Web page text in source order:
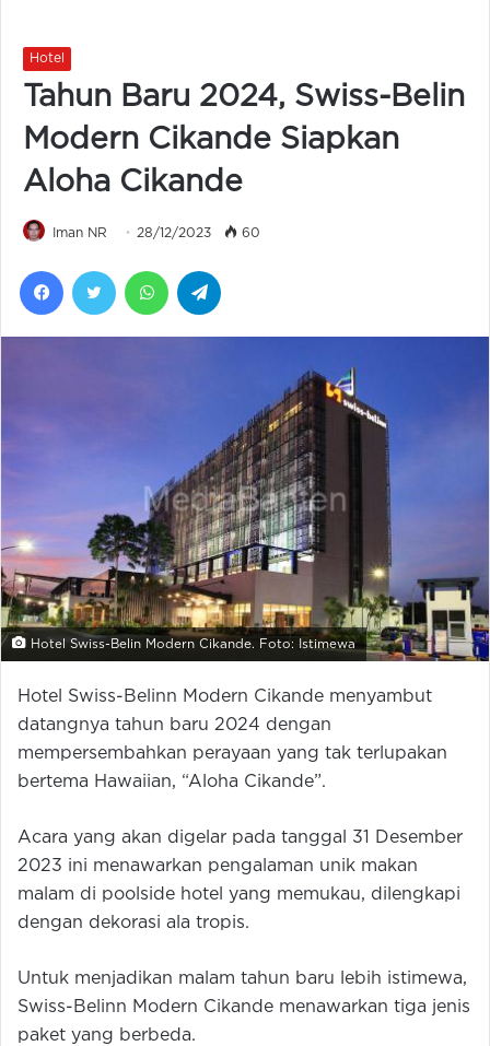
Hotel
Tahun Baru 2024, Swiss-Belin
Modern Cikande Siapkan
Aloha Cikande
Iman NR 28/12/2023 60
FacebookTwitter WhatsApp
Hotel Swiss-Belin Modern Cikande. Foto: Istimewa
Hotel Swiss-Belinn Modern Cikande menyambut
datangnya tahun baru 2024 dengan
mempersembahkan perayaan yang tak terlupakan
bertema Hawaiian, “Aloha Cikande”.
Acara yang akan digelar pada tanggal 31 Desember
2023 ini menawarkan pengalaman unik makan
malam di poolside hotel yang memukau, dilengkapi
dengan dekorasi ala tropis.
Untuk menjadikan malam tahun baru lebih istimewa,
Swiss-Belinn Modern Cikande menawarkan tiga jenis
paket yang berbeda.